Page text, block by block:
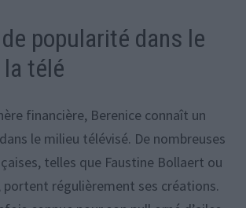
popularité dans le
la télé
financière, Berenice connaît un
le milieu télévisé. De nombreuses
telles que Faustine Bollaert ou
portent régulièrement ses créations.